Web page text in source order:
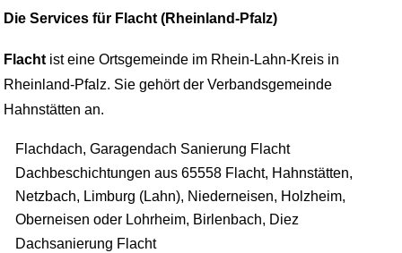
Die Services für Flacht (Rheinland-Pfalz)
Flacht ist eine Ortsgemeinde im Rhein-Lahn-Kreis in
Rheinland-Pfalz. Sie gehört der Verbandsgemeinde
Hahnstätten an.
Flachdach, Garagendach Sanierung Flacht
Dachbeschichtungen aus 65558 Flacht, Hahnstätten,
Netzbach, Limburg (Lahn), Niederneisen, Holzheim,
Oberneisen oder Lohrheim, Birlenbach, Diez
Dachsanierung Flacht